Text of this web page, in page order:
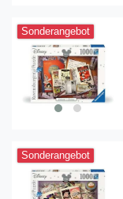
Sonderangebot
Sonderangebot